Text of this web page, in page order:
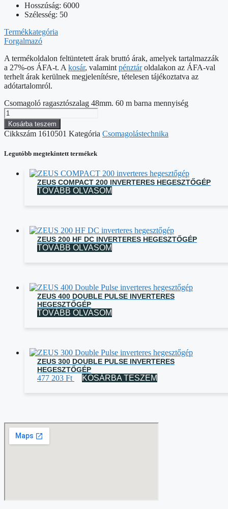
Hosszúság: 6000
Szélesség: 50
Termékkategória
Forgalmazó
A termékoldalon feltüntetett árak bruttó árak, amelyek tartalmazzák
a 27%-os ÁFA-t. A kosár, valamint pénztároldalakon az ÁFA-val
terhelt árak kerülnek megjelenítésre, tételesen tájékoztatva az
adótartalomról.
Csomagoló ragasztószalag 48mm. 60 m barna mennyiség
Kosárba teszem
Cikkszám 1610501 Kategória Csomagolástechnika
Legutóbb megtekintett termékek
ZEUS COMPACT 200 INVERTERES HEGESZTŐGÉP
TOVÁBB OLVASOM
ZEUS 200 HF DC INVERTERES HEGESZTŐGÉP
TOVÁBB OLVASOM
ZEUS 400 DOUBLE PULSE INVERTERES
HEGESZTŐGÉP
TOVÁBB OLVASOM
ZEUS 300 DOUBLE PULSE INVERTERES
HEGESZTŐGÉP
477 203 Ft KOSÁRBA TESZEM